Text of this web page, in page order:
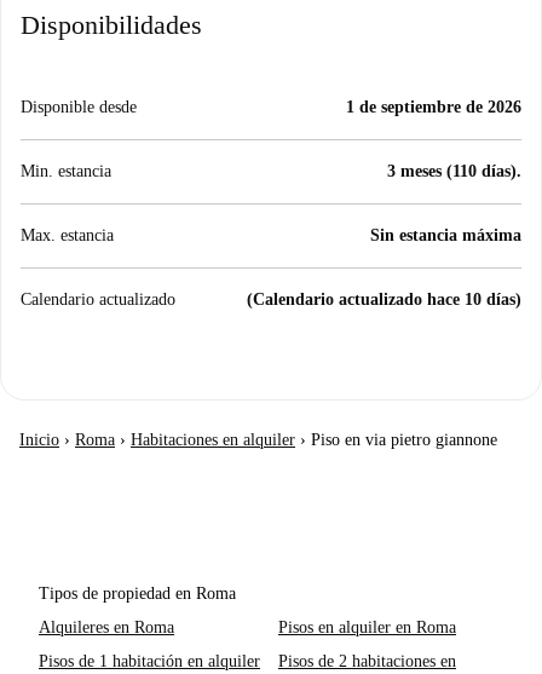
Disponibilidades
Disponible desde 1 de septiembre de 2026
Min. estancia 3 meses (110 días).
Max. estancia Sin estancia máxima
Calendario actualizado (Calendario actualizado hace 10 días)
Inicio › Roma › Habitaciones en alquiler › Piso en via pietro giannone
Tipos de propiedad en Roma
Alquileres en Roma
Pisos en alquiler en Roma
Pisos de 1 habitación en alquiler
Pisos de 2 habitaciones en